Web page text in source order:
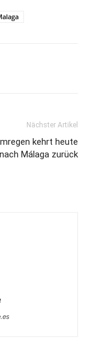
am Andalusien-Stand
Nächster Artikel
kehrt heute
nach Málaga zurück